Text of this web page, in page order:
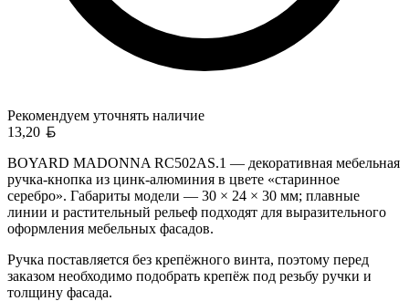
Рекомендуем уточнять наличие
13,20
BOYARD MADONNA RC502AS.1 — декоративная мебельная
ручка-кнопка из цинк-алюминия в цвете «старинное
серебро». Габариты модели — 30 × 24 × 30 мм; плавные
линии и растительный рельеф подходят для выразительного
оформления мебельных фасадов.
Ручка поставляется без крепёжного винта, поэтому перед
заказом необходимо подобрать крепёж под резьбу ручки и
толщину фасада.